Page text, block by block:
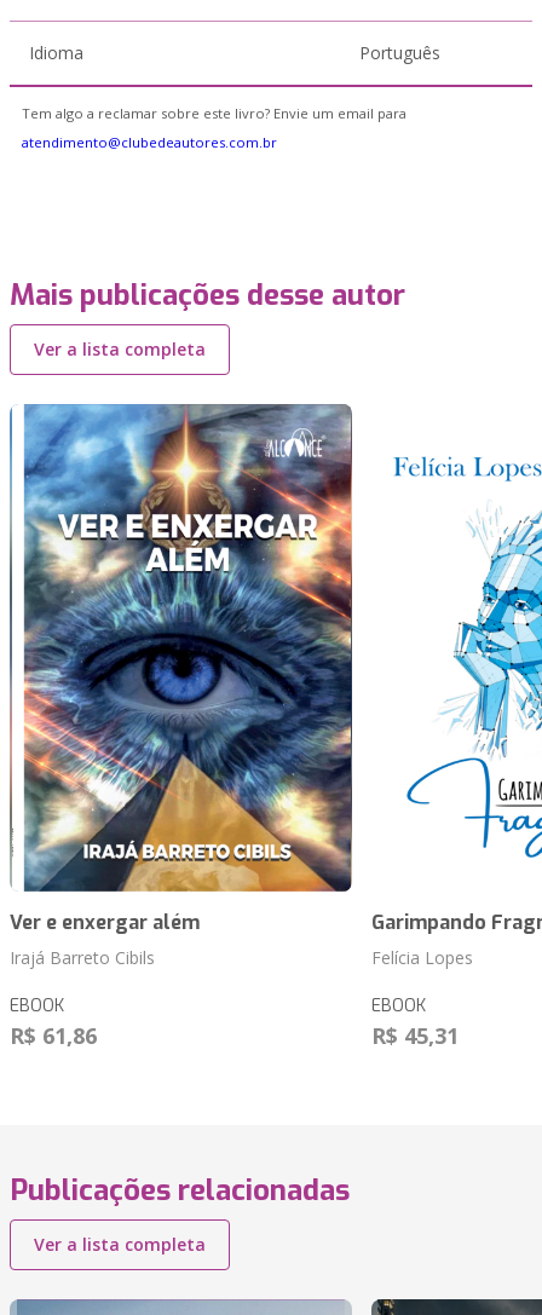
Idioma Português
Tem algo a reclamar sobre este livro? Envie um email para
atendimento@clubedeautores.com.br
Mais publicações desse autor
Ver a lista completa
Ver e enxergar além
Irajá Barreto Cibils
EBOOK
R$ 61,86
Garimpando
Felícia Lopes
EBOOK
R$ 45,31
Publicações relacionadas
Ver a lista completa